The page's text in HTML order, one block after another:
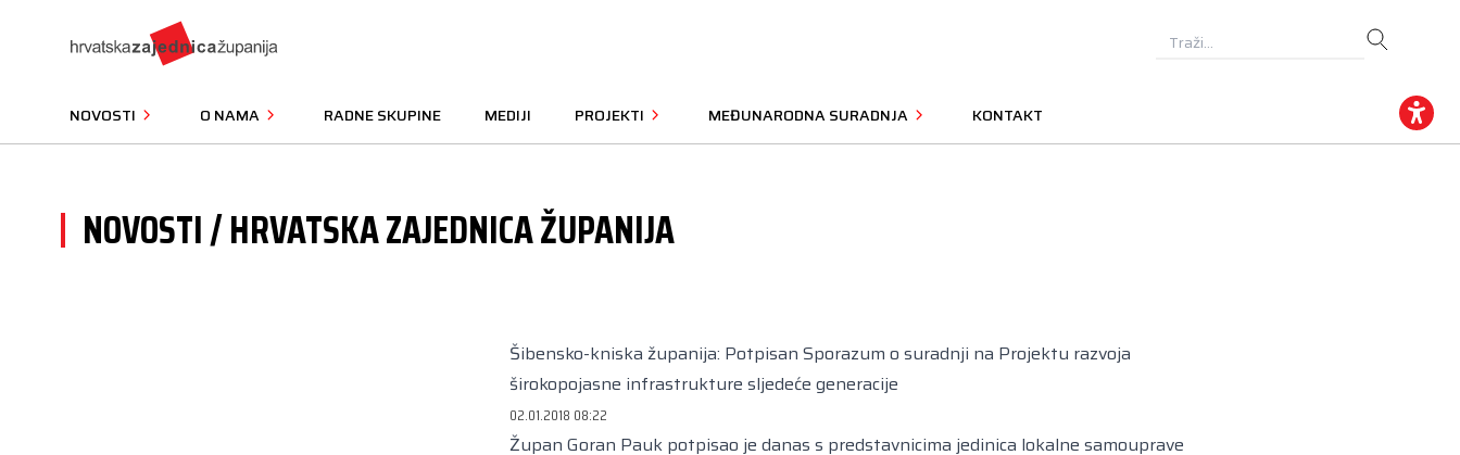
NOVOSTI O NAMA RADNE SKUPINE MEDIJI PROJEKTI MEĐUNARODNA SURADNJA KONTAKT
NOVOSTI / HRVATSKA ZAJEDNICA ŽUPANIJA
Šibensko-kniska županija: Potpisan Sporazum o suradnji na Projektu razvoja
širokopojasne infrastrukture sljedeće generacije
02.01.2018 08:22
Župan Goran Pauk potpisao je danas s predstavnicima jedinica lokalne samouprave